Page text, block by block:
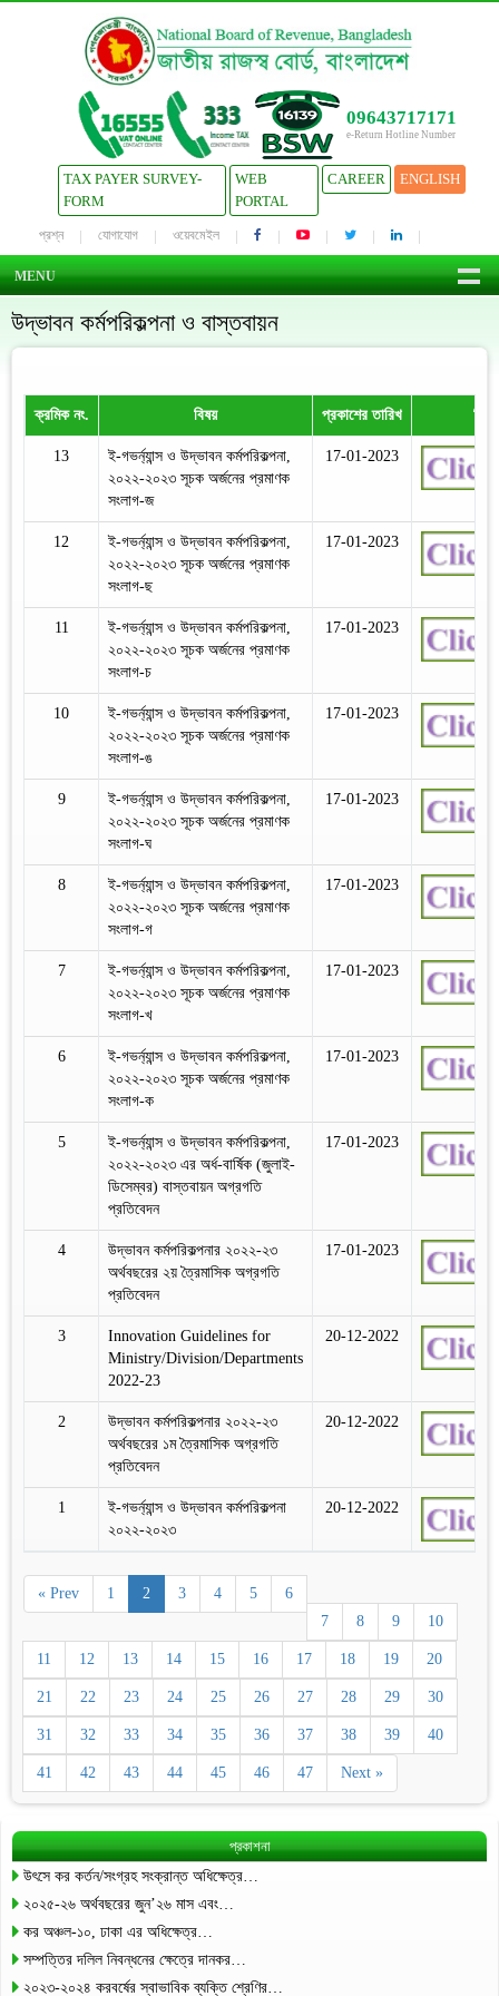
09643717171
e-Return Hotline Number
TAX PAYER SURVEY-
FORM
WEB
PORTAL
CAREER ENGLISH
প্রশ্ন যোগাযোগ ওয়েবমেইল
MENU
উদ্ভাবন কর্মপরিকল্পনা ও বাস্তবায়ন
ক্রমিক নং. বিষয় প্রকাশের তারিখ
13
ই-গভর্ন্যান্স ও উদ্ভাবন কর্মপরিকল্পনা,
২০২২-২০২৩ সূচক অর্জনের প্রমাণক
সংলাগ-জ
17-01-2023
12
ই-গভর্ন্যান্স ও উদ্ভাবন কর্মপরিকল্পনা,
২০২২-২০২৩ সূচক অর্জনের প্রমাণক
সংলাগ-ছ
17-01-2023
11
ই-গভর্ন্যান্স ও উদ্ভাবন কর্মপরিকল্পনা,
২০২২-২০২৩ সূচক অর্জনের প্রমাণক
সংলাগ-চ
17-01-2023
10
ই-গভর্ন্যান্স ও উদ্ভাবন কর্মপরিকল্পনা,
২০২২-২০২৩ সূচক অর্জনের প্রমাণক
সংলাগ-ঙ
17-01-2023
9
ই-গভর্ন্যান্স ও উদ্ভাবন কর্মপরিকল্পনা,
২০২২-২০২৩ সূচক অর্জনের প্রমাণক
সংলাগ-ঘ
17-01-2023
8
ই-গভর্ন্যান্স ও উদ্ভাবন কর্মপরিকল্পনা,
২০২২-২০২৩ সূচক অর্জনের প্রমাণক
সংলাগ-গ
17-01-2023
7
ই-গভর্ন্যান্স ও উদ্ভাবন কর্মপরিকল্পনা,
২০২২-২০২৩ সূচক অর্জনের প্রমাণক
সংলাগ-খ
17-01-2023
6
ই-গভর্ন্যান্স ও উদ্ভাবন কর্মপরিকল্পনা,
২০২২-২০২৩ সূচক অর্জনের প্রমাণক
সংলাগ-ক
17-01-2023
5
ই-গভর্ন্যান্স ও উদ্ভাবন কর্মপরিকল্পনা,
২০২২-২০২৩ এর অর্ধ-বার্ষিক (জুলাই-
ডিসেম্বর) বাস্তবায়ন অগ্রগতি
প্রতিবেদন
17-01-2023
4
উদ্ভাবন কর্মপরিকল্পনার ২০২২-২৩
অর্থবছরের ২য় ত্রৈমাসিক অগ্রগতি
প্রতিবেদন
17-01-2023
3
Innovation Guidelines for
Ministry/Division/Departments
2022-23
20-12-2022
2
উদ্ভাবন কর্মপরিকল্পনার ২০২২-২৩
অর্থবছরের ১ম ত্রৈমাসিক অগ্রগতি
প্রতিবেদন
20-12-2022
1
ই-গভর্ন্যান্স ও উদ্ভাবন কর্মপরিকল্পনা
২০২২-২০২৩
20-12-2022
« Prev 1 2 3 4 5
6
7
8 9 10
11 12 13 14 15 16 17 18 19 20
21 22 23 24 25 26 27 28 29 30
31 32 33 34 35 36 37 38 39 40
41 42 43 44 45 46 47 Next »
প্রকাশনা
উৎসে কর কর্তন/সংগ্রহ সংক্রান্ত অধিক্ষেত্র…
২০২৫-২৬ অর্থবছরের জুন’২৬ মাস এবং…
কর অঞ্চল-১০, ঢাকা এর অধিক্ষেত্র…
সম্পত্তির দলিল নিবন্ধনের ক্ষেত্রে দানকর…
২০২৩-২০২৪ করবর্ষের স্বাভাবিক ব্যক্তি শ্রেণির…